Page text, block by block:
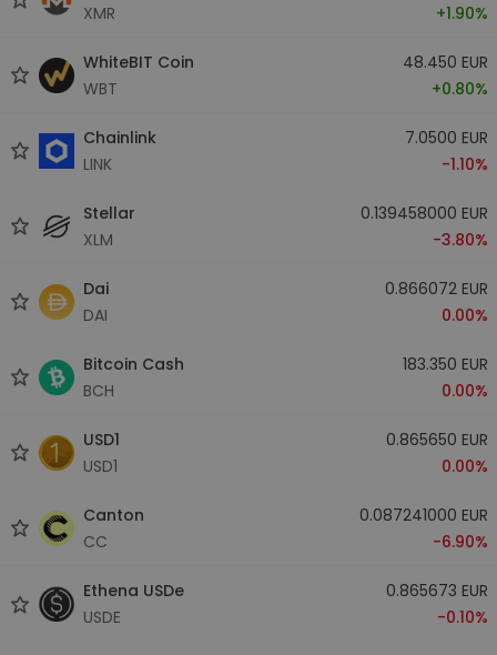
XMR
+1.90%
WhiteBIT Coin
WBT
48.450 EUR
+0.80%
Chainlink
LINK
7.0500 EUR
-1.10%
Stellar
XLM
0.139458000 EUR
-3.80%
Dai
DAI
0.866072 EUR
0.00%
Bitcoin Cash
BCH
183.350 EUR
0.00%
USD1
USD1
0.865650 EUR
0.00%
Canton
CC
0.087241000 EUR
-6.90%
Ethena USDe
USDE
0.865673 EUR
-0.10%